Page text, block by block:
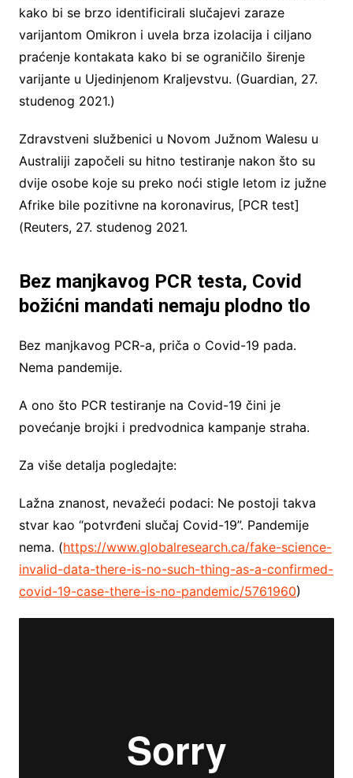
kako bi se brzo identificirali slučajevi zaraze
varijantom Omikron i uvela brza izolacija i ciljano
praćenje kontakata kako bi se ograničilo širenje
varijante u Ujedinjenom Kraljevstvu. (Guardian, 27.
studenog 2021.)
Zdravstveni službenici u Novom Južnom Walesu u
Australiji započeli su hitno testiranje nakon što su
dvije osobe koje su preko noći stigle letom iz južne
Afrike bile pozitivne na koronavirus, [PCR test]
(Reuters, 27. studenog 2021.
Bez manjkavog PCR testa, Covid
božićni mandati nemaju plodno tlo
Bez manjkavog PCR-a, priča o Covid-19 pada.
Nema pandemije.
A ono što PCR testiranje na Covid-19 čini je
povećanje brojki i predvodnica kampanje straha.
Za više detalja pogledajte:
Lažna znanost, nevažeći podaci: Ne postoji takva
stvar kao “potvrđeni slučaj Covid-19”. Pandemije
nema. (https://www.globalresearch.ca/fake-science-
invalid-data-there-is-no-such-thing-as-a-confirmed-
covid-19-case-there-is-no-pandemic/5761960)